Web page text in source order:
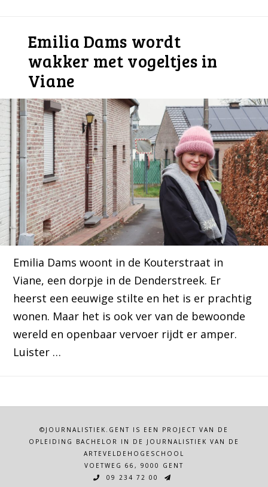
Emilia Dams wordt
wakker met vogeltjes in
Viane
Emilia Dams woont in de Kouterstraat in
Viane, een dorpje in de Denderstreek. Er
heerst een eeuwige stilte en het is er prachtig
wonen. Maar het is ook ver van de bewoonde
wereld en openbaar vervoer rijdt er amper.
Luister …
©JOURNALISTIEK.GENT IS EEN PROJECT VAN DE
OPLEIDING BACHELOR IN DE JOURNALISTIEK VAN DE
ARTEVELDEHOGESCHOOL
VOETWEG 66, 9000 GENT
09 234 72 00